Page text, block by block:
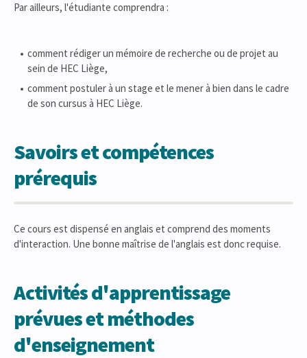
Par ailleurs, l'étudiante comprendra :
comment rédiger un mémoire de recherche ou de projet au
sein de HEC Liège,
comment postuler à un stage et le mener à bien dans le cadre
de son cursus à HEC Liège.
Savoirs et compétences
prérequis
Ce cours est dispensé en anglais et comprend des moments
d'interaction. Une bonne maîtrise de l'anglais est donc requise.
Activités d'apprentissage
prévues et méthodes
d'enseignement